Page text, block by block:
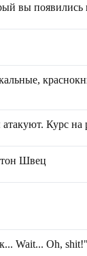
вы появились
Курс на
Швец
Wait... Oh,